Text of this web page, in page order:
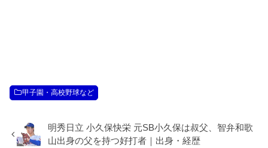
甲子園・高校野球など
明秀日立 小久保快栄 元SB小久保は叔父、智弁和歌
山出身の父を持つ好打者｜出身・経歴